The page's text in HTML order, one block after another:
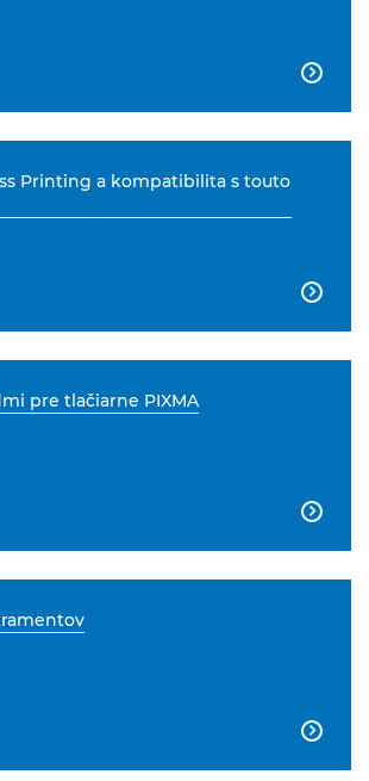

Printing a kompatibilita s touto

pre tlačiarne PIXMA

